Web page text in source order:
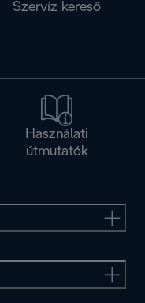
Szervíz kereső
Használati
útmutatók